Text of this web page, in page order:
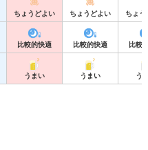
ちょうどよい ちょうどよい ちょう
比較的快適 比較的快適 比較
うまい うまい う